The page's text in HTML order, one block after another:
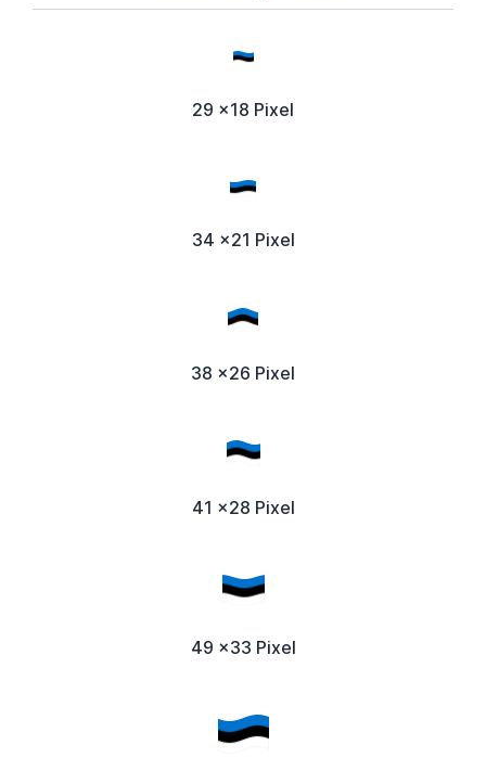
29 x18 Pixel
34 x21 Pixel
38 x26 Pixel
41 x28 Pixel
49 x33 Pixel